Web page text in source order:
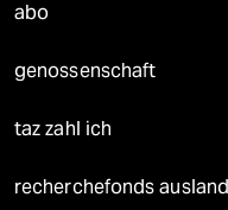
abo
genossenschaft
taz zahl ich
recherchefonds ausland